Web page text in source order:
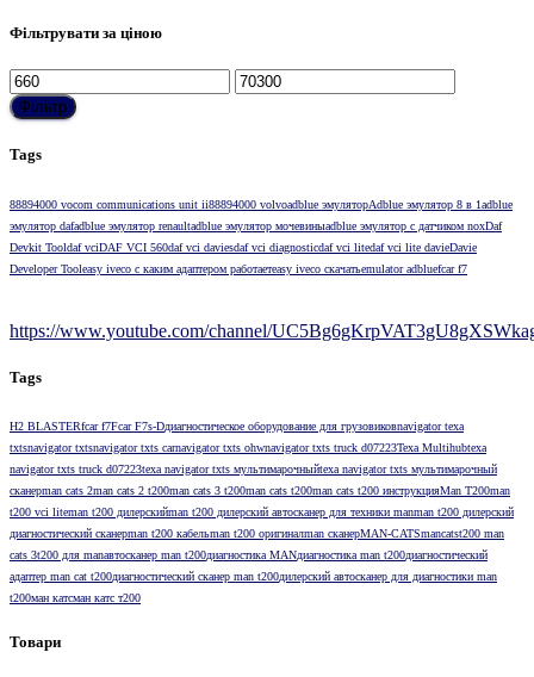
Фільтрувати за ціною
Мінімальна
ціна
Найбільша
ціна
Фільтр
Tags
88894000 vocom communications unit ii88894000 volvoadblue эмуляторAdblue эмулятор 8 в 1adblue
эмулятор dafadblue эмулятор renaultadblue эмулятор мочевиныadblue эмулятор с датчиком noxDaf
Devkit Tooldaf vciDAF VCI 560daf vci daviesdaf vci diagnosticdaf vci litedaf vci lite davieDavie
Developer Tooleasy iveco с каким адаптером работаетeasy iveco скачатьemulator adbluefcar f7
https://www.youtube.com/channel/
Tags
H2 BLASTERfcar f7Fcar F7s-Dдиагностическое оборудование для грузовиковnavigator texa
txtsnavigator txtsnavigator txts carnavigator txts ohwnavigator txts truck d07223Texa Multihubtexa
navigator txts truck d07223texa navigator txts мультимарочныйtexa navigator txts мультимарочный
сканерman cats 2man cats 2 t200man cats 3 t200man cats t200man cats t200 инструкцияMan T200man
t200 vci liteman t200 дилерскийman t200 дилерский автосканер для техники manman t200 дилерский
диагностический сканерman t200 кабельman t200 оригиналman сканерMAN-CATSmancatst200 man
cats 3t200 для manавтосканер man t200диагностика MANдиагностика man t200диагностический
адаптер man cat t200диагностический сканер man t200дилерский автосканер для диагностики man
t200ман катсман катс т200
Товари